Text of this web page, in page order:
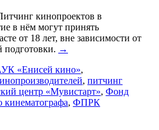
кинопроектов в
в нём могут принять
от 18 лет, вне зависимости от
подготовки. →
«Енисей кино»,
, питчинг
центр «Мувистарт», Фонд
кинематографа, ФПРК